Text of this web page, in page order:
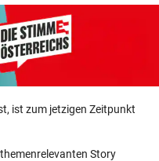
ist zum jetzigen Zeitpunkt
Story